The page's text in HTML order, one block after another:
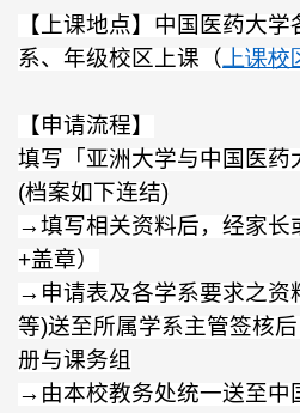
【上课地点】中国医药大
系、年级校区上课（上课校
【申请流程】
填写「亚洲大学与中国医药
(档案如下连结)
→填写相关资料后，经家长
+盖章）
→申请表及各学系要求之资
等)送至所属学系主管签核
册与课务组
→由本校教务处统一送至中